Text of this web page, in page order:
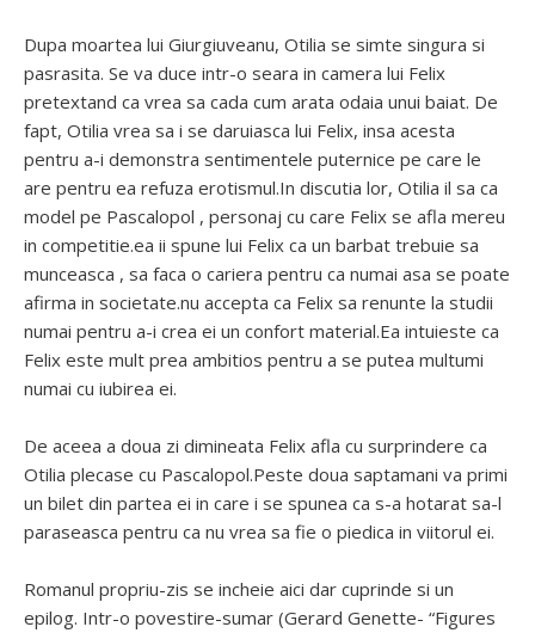
Dupa moartea lui Giurgiuveanu, Otilia se simte singura si
pasrasita. Se va duce intr-o seara in camera lui Felix
pretextand ca vrea sa cada cum arata odaia unui baiat. De
fapt, Otilia vrea sa i se daruiasca lui Felix, insa acesta
pentru a-i demonstra sentimentele puternice pe care le
are pentru ea refuza erotismul.In discutia lor, Otilia il sa ca
model pe Pascalopol , personaj cu care Felix se afla mereu
in competitie.ea ii spune lui Felix ca un barbat trebuie sa
munceasca , sa faca o cariera pentru ca numai asa se poate
afirma in societate.nu accepta ca Felix sa renunte la studii
numai pentru a-i crea ei un confort material.Ea intuieste ca
Felix este mult prea ambitios pentru a se putea multumi
numai cu iubirea ei.
De aceea a doua zi dimineata Felix afla cu surprindere ca
Otilia plecase cu Pascalopol.Peste doua saptamani va primi
un bilet din partea ei in care i se spunea ca s-a hotarat sa-l
paraseasca pentru ca nu vrea sa fie o piedica in viitorul ei.
Romanul propriu-zis se incheie aici dar cuprinde si un
epilog. Intr-o povestire-sumar (Gerard Genette- “Figures